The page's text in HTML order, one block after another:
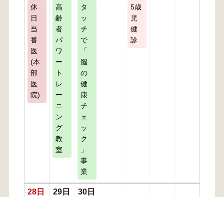
休
日
当
番
医
(本
部
医
院)
高
齢
者
パ
ワ
ー
ト
レ
ー
ニ
ン
グ
教
室
タ
ッ
チ
で
「
脳
の
健
康
チ
ェ
ッ
ク
」
事
業
5歳
児
健
診
28日 29日 30日